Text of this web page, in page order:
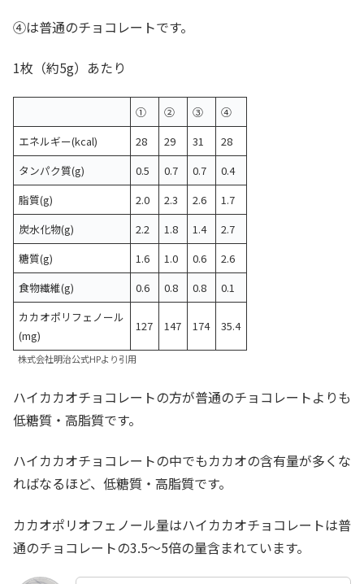
④は普通のチョコレートです。
1枚（約5g）あたり
① ② ③
④
エネルギー(kcal)
28 29 31
28
タンパク質(g)
0.5 0.7 0.7
0.4
脂質(g)
2.0 2.3 2.6
1.7
炭水化物(g)
2.2 1.8 1.4
2.7
糖質(g)
1.6 1.0 0.6
2.6
食物繊維(g)
0.6 0.8 0.8
0.1
カカオポリフェノール
(mg)
127 147 174 35.4
株式会社明治公式HPより引用
ハイカカオチョコレートの方が普通のチョコレートよりも
低糖質・高脂質です。
ハイカカオチョコレートの中でもカカオの含有量が多くな
ればなるほど、低糖質・高脂質です。
カカオポリオフェノール量はハイカカオチョコレートは普
通のチョコレートの3.5〜5倍の量含まれています。